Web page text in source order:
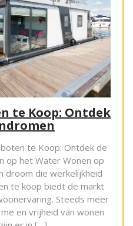
te Koop: Ontdek
te Koop: Ontdek de
op het Water Wonen op
droom die werkelijkheid
te koop biedt de markt
Steeds meer
en vrijheid van wonen